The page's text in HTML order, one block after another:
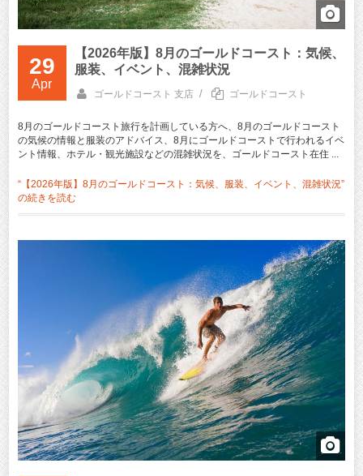
29
Apr
【2026年版】8月のゴールドコースト：気候、
服装、イベント、混雑状況
ゴールドコースト 支店 / ゴールドコースト
8月のゴールドコースト旅行を計画している方へ、8月のゴールドコースト
の気候の情報と服装のアドバイス、8月にゴールドコーストで行われるイベ
ント情報、ホテル・観光施設などの混雑状況を、ゴールドコースト在住 ...
“【2026年版】8月のゴールドコースト：気候、服装、イベント、混雑状況”
の続きを読む